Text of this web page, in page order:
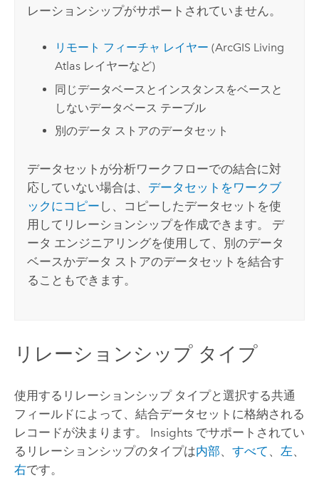
レーションシップがサポートされていません。
リモート フィーチャ レイヤー (ArcGIS Living
Atlasレイヤーなど)
同じデータベースとインスタンスをベースと
しないデータベース テーブル
別のデータ ストアのデータセット
データセットが分析ワークフローでの結合に対
応していない場合は、 データセットをワークブ
ックにコピー し、コピーしたデータセットを使
用してリレーションシップを作成できます。 デ
ータ エンジニアリングを使用して、別のデータ
ベースかデータ ストアのデータセットを結合す
ることもできます。
リレーションシップ タイプ
使用するリレーションシップ タイプと選択する共通
フィールドによって、結合データセットに格納される
レコードが決まります。 Insights でサポートされてい
るリレーションシップのタイプは内部、 すべて 、 左、
右です。